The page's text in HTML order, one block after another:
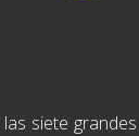
siete grandes